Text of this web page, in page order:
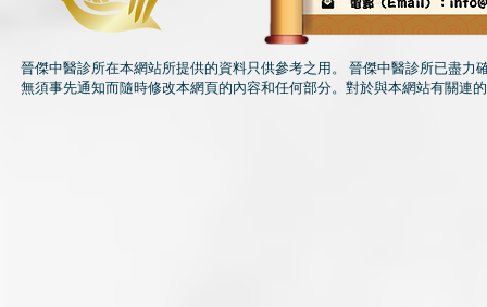
晉傑中醫診所在本網站所提供的資料只供參考之用。 晉傑中醫診所已盡
無須事先通知而隨時修改本網頁的內容和任何部分。對於與本網站有關連